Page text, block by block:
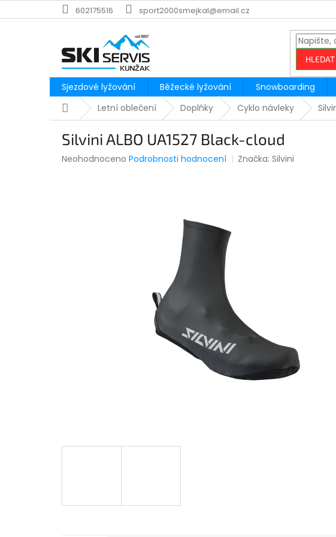
na
602175516 sport2000smejkal@email.cz
HLEDAT
Sjezdové lyžování Běžecké lyžování Snowboarding
DomůLetní oblečení Doplňky Cyklo návleky
Silvini ALBO UA1527 Black-cloud
Průměrné
Neohodnoceno Podrobnosti hodnocení Značka:Silvini